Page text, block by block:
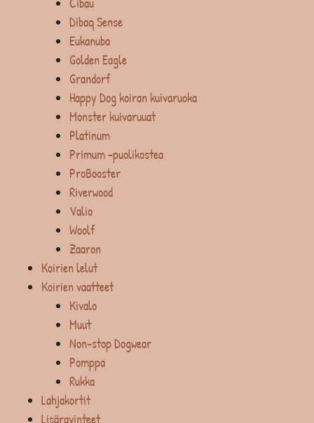
Dibaq Sense
Eukanuba
Golden Eagle
Grandorf
Happy Dog koiran kuivaruoka
Monster kuivaruuat
Platinum
Primum -puolikostea
ProBooster
Riverwood
Valio
Woolf
Zaaron
Koirien lelut
Koirien vaatteet
Kivalo
Muut
Non-stop Dogwear
Pomppa
Rukka
Lahjakortit
Lisäravinteet